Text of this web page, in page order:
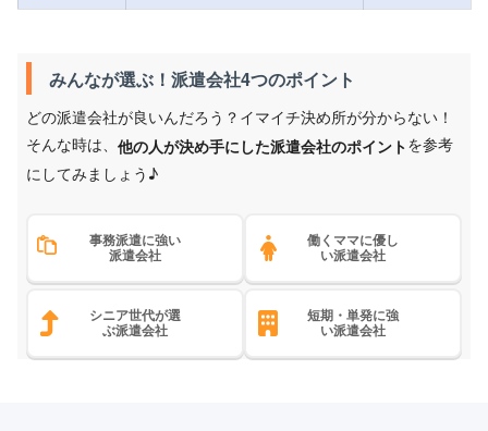
みんなが選ぶ！派遣会社4つのポイント
どの派遣会社が良いんだろう？イマイチ決め所が分からない！
そんな時は、 他の人が決め手にした派遣会社のポイントを参考
にしてみましょう♪
事務派遣に強い
派遣会社
働くママに優し
い派遣会社
シニア世代が選
ぶ派遣会社
短期・単発に強
い派遣会社